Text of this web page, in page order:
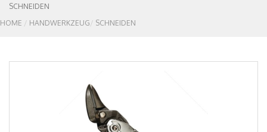
SCHNEIDEN
HOME
HANDWERKZEUG SCHNEIDEN